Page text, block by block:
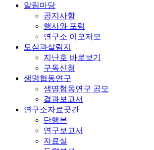
알림마당
공지사항
행사와 포럼
연구소 이모저모
모심과살림지
지난호 바로보기
구독신청
생명협동연구
생명협동연구 공모
결과보고서
연구소자료곳간
단행본
연구보고서
자료실